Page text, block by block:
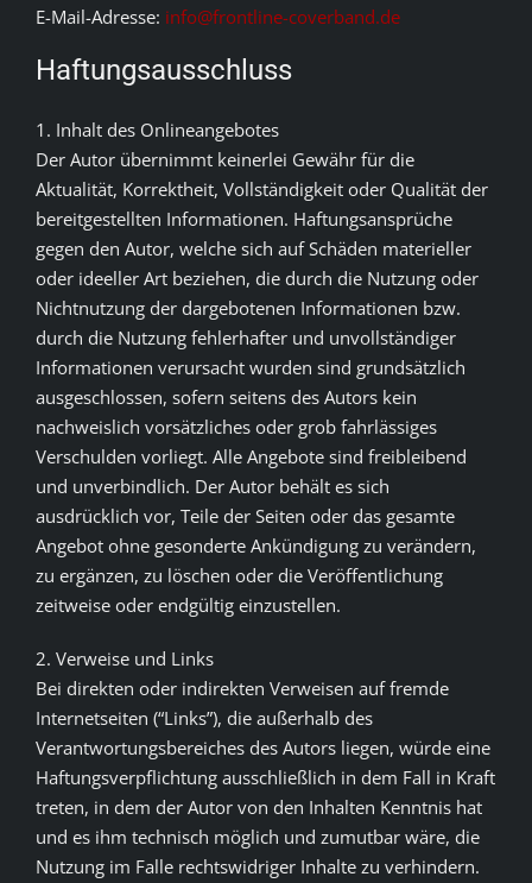
BANDMITGLIEDER
DOWNLOAD
E-Mail-Adresse: info@frontline-coverband.de
Haftungsausschluss
1. Inhalt des Onlineangebotes
Der Autor übernimmt keinerlei Gewähr für die
Aktualität, Korrektheit, Vollständigkeit oder Qualität der
bereitgestellten Informationen. Haftungsansprüche
gegen den Autor, welche sich auf Schäden materieller
oder ideeller Art beziehen, die durch die Nutzung oder
Nichtnutzung der dargebotenen Informationen bzw.
durch die Nutzung fehlerhafter und unvollständiger
Informationen verursacht wurden sind grundsätzlich
ausgeschlossen, sofern seitens des Autors kein
nachweislich vorsätzliches oder grob fahrlässiges
Verschulden vorliegt. Alle Angebote sind freibleibend
und unverbindlich. Der Autor behält es sich
ausdrücklich vor, Teile der Seiten oder das gesamte
Angebot ohne gesonderte Ankündigung zu verändern,
zu ergänzen, zu löschen oder die Veröffentlichung
zeitweise oder endgültig einzustellen.
2. Verweise und Links
Bei direkten oder indirekten Verweisen auf fremde
Internetseiten (“Links”), die außerhalb des
Verantwortungsbereiches des Autors liegen, würde eine
Haftungsverpflichtung ausschließlich in dem Fall in Kraft
treten, in dem der Autor von den Inhalten Kenntnis hat
und es ihm technisch möglich und zumutbar wäre, die
Nutzung im Falle rechtswidriger Inhalte zu verhindern.